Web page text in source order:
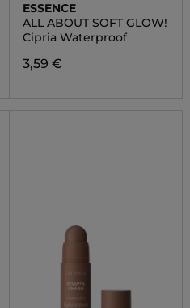
ESSENCE
ALL ABOUT SOFT GLOW!
Cipria Waterproof
3,59 €